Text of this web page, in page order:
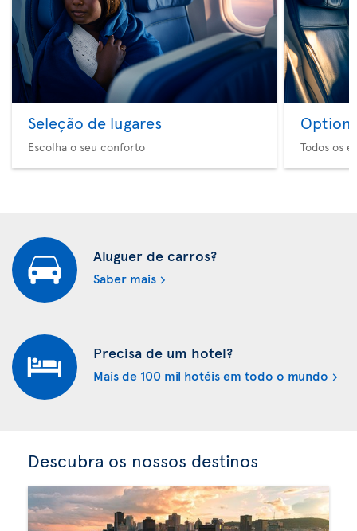
Seleção de lugares
Escolha o seu conforto
Option
Todos os
Aluguer de carros?
Saber mais
Precisa de um hotel?
Mais de 100 mil hotéis em todo o mundo
Descubra os nossos destinos